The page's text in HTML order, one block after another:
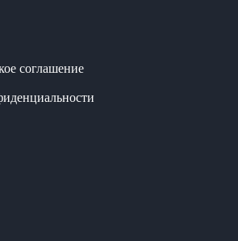
соглашение